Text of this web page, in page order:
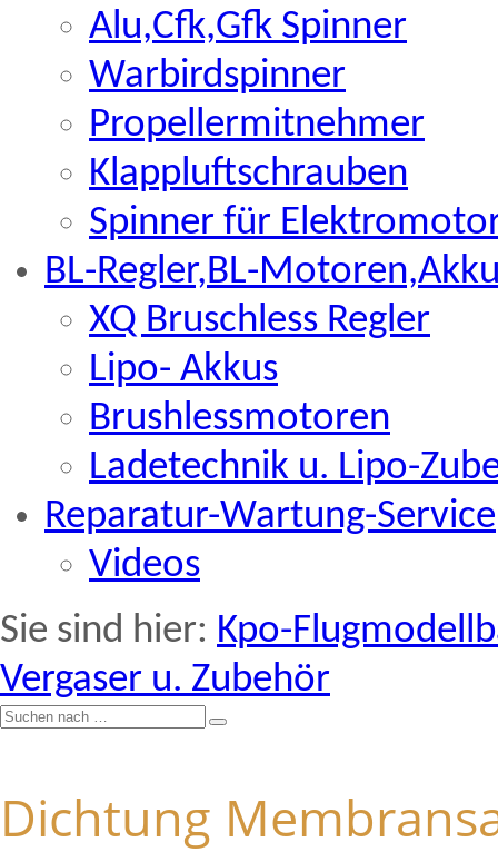
Alu,Cfk,Gfk Spinner
Warbirdspinner
Propellermitnehmer
Klappluftschrauben
Spinner für
BL-Regler,BL-
XQ Bruschless Regler
Lipo- Akkus
Brushlessmotoren
Ladetechnik u. Lipo-
Reparatur-Wartung-Service
Videos
Sie sind hier: Kpo-
Vergaser u. Zubehör
Dichtung